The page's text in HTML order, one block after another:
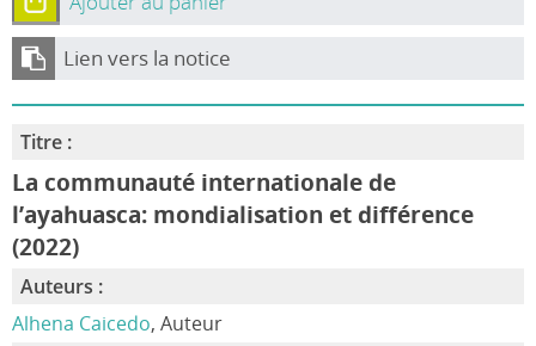
Lien vers la notice
Titre :
La communauté internationale de
l’ayahuasca: mondialisation et différence
(2022)
Auteurs :
Alhena Caicedo, Auteur